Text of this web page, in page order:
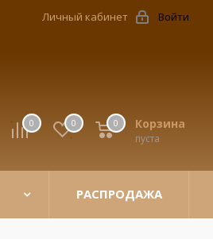
Личный кабинет Войти
0 0 Корзина
пуста
0
РАСПРОДАЖА